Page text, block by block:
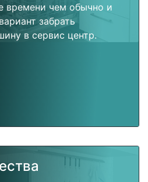
времени чем обычно и
забрать
в сервис центр.